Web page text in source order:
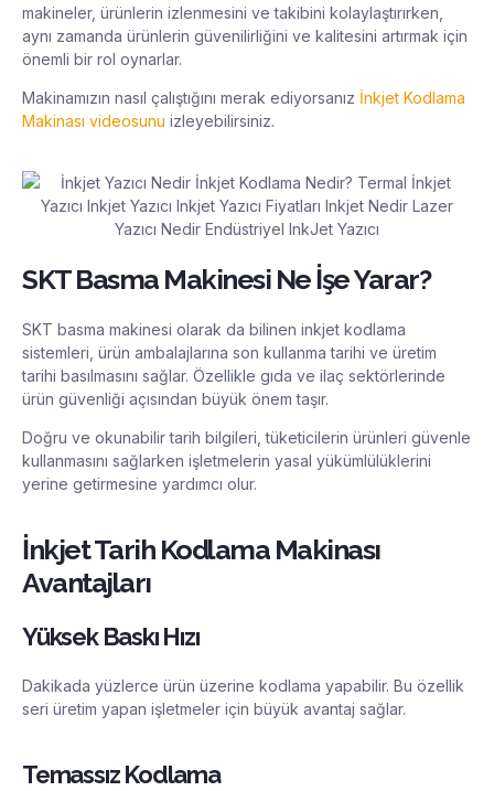
makineler, ürünlerin izlenmesini ve takibini kolaylaştırırken,
aynı zamanda ürünlerin güvenilirliğini ve kalitesini artırmak için
önemli bir rol oynarlar.
Makinamızın nasıl çalıştığını merak ediyorsanız İnkjet Kodlama
Makinası videosunu izleyebilirsiniz.
SKT Basma Makinesi Ne İşe Yarar?
SKT basma makinesi olarak da bilinen inkjet kodlama
sistemleri, ürün ambalajlarına son kullanma tarihi ve üretim
tarihi basılmasını sağlar. Özellikle gıda ve ilaç sektörlerinde
ürün güvenliği açısından büyük önem taşır.
Doğru ve okunabilir tarih bilgileri, tüketicilerin ürünleri güvenle
kullanmasını sağlarken işletmelerin yasal yükümlülüklerini
yerine getirmesine yardımcı olur.
İnkjet Tarih Kodlama Makinası
Avantajları
Yüksek Baskı Hızı
Dakikada yüzlerce ürün üzerine kodlama yapabilir. Bu özellik
seri üretim yapan işletmeler için büyük avantaj sağlar.
Temassız Kodlama